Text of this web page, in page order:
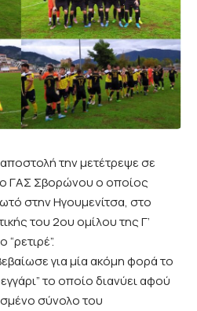
αποστολή την μετέτρεψε σε
ΓΑΣ Σβορώνου ο οποίος
στην Ηγουμενίτσα, στο
του 2ου ομίλου της Γ’
για μία ακόμη φορά το
το οποίο διανύει αφού
σύνολο του